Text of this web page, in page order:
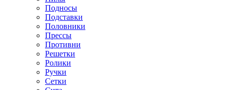
Подносы
Подставки
Половники
Прессы
Противни
Решетки
Ролики
Ручки
Сетки